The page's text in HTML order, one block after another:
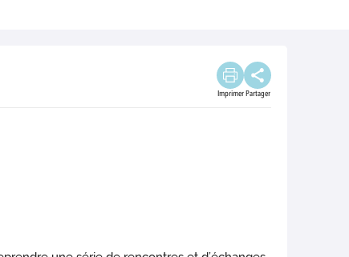
Imprimer Partager